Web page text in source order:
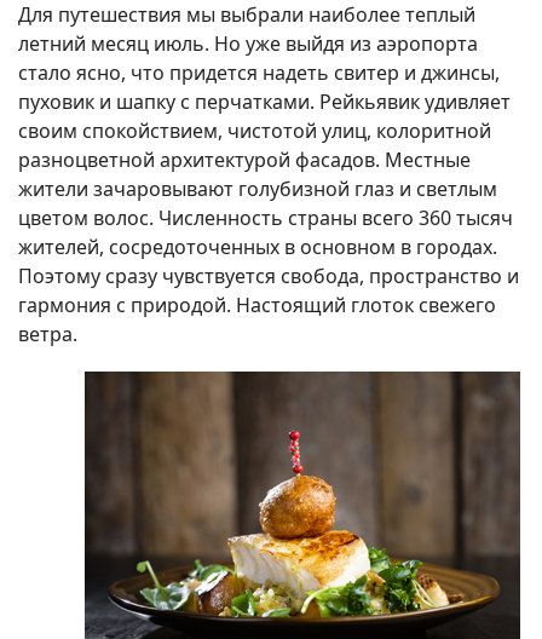
Для путешествия мы выбрали наиболее теплый
летний месяц июль. Но уже выйдя из аэропорта
стало ясно, что придется надеть свитер и джинсы,
пуховик и шапку с перчатками. Рейкьявик удивляет
своим спокойствием, чистотой улиц, колоритной
разноцветной архитектурой фасадов. Местные
жители зачаровывают голубизной глаз и светлым
цветом волос. Численность страны всего 360 тысяч
жителей, сосредоточенных в основном в городах.
Поэтому сразу чувствуется свобода, пространство и
гармония с природой. Настоящий глоток свежего
ветра.